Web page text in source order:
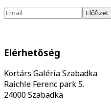
Elérhetőség
Kortárs Galéria Szabadka
Raichle Ferenc park 5.
24000 Szabadka